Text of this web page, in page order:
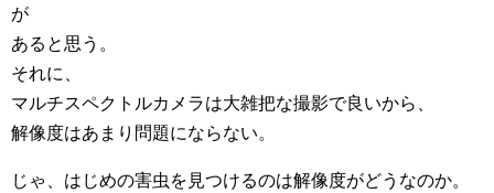
が
あると思う。
それに、
マルチスペクトルカメラは大雑把な撮影で良いから、
解像度はあまり問題にならない。
じゃ、はじめの害虫を見つけるのは解像度がどうなのか。